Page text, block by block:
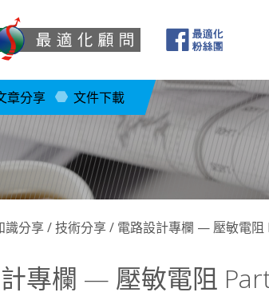
章分享 文件下載
識分享/技術分享/ 電路設計專欄 — 壓敏電阻
專欄 — 壓敏電阻